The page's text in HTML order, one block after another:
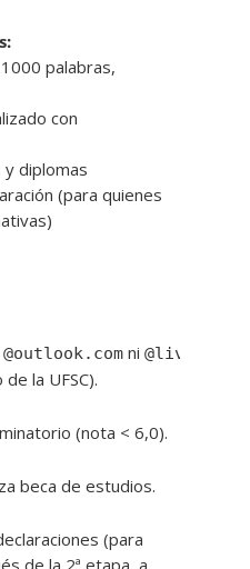
palabras,
con
diplomas
(para quienes
@outlook.com ni@live.com
la UFSC).
(nota < 6,0).
beca de estudios.
(para
de la 2ª etapa, a